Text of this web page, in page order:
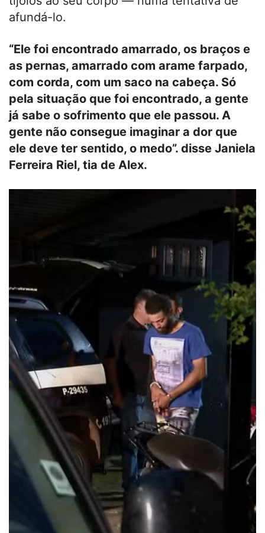
afundá-lo.
“Ele foi encontrado amarrado, os braços e
as pernas, amarrado com arame farpado,
com corda, com um saco na cabeça. Só
pela situação que foi encontrado, a gente
já sabe o sofrimento que ele passou. A
gente não consegue imaginar a dor que
ele deve ter sentido, o medo”. disse Janiela
Ferreira Riel, tia de Alex.